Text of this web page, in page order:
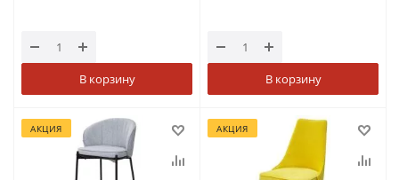
В корзину В корзину
АКЦИЯ АКЦИЯ